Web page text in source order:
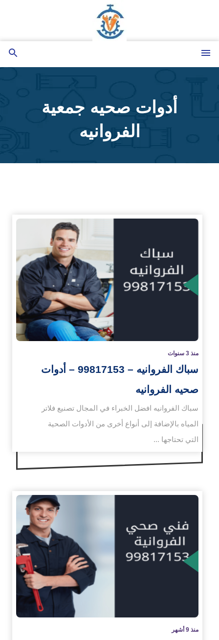
المحتوى
أدوات صحيه جمعية
الفروانيه
منذ 3 سنوات
سباك الفروانيه – 99817153 – أدوات
صحيه الفروانيه
سباك الفروانيه افضل الخبراء في المجال تصنيع فلاتر
المياه بالإضافة إلى أنواع أخرى من الأدوات الصحية
التي تحتاجها ...
منذ 9 أشهر